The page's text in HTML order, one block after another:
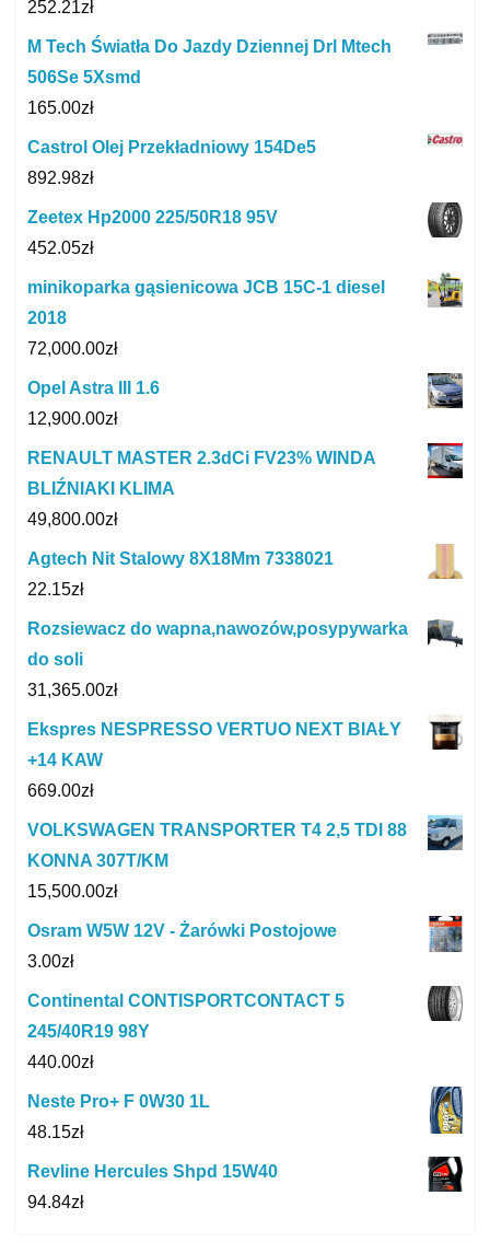
252.21zł
M Tech Światła Do Jazdy Dziennej Drl Mtech
506Se 5Xsmd
165.00zł
Castrol Olej Przekładniowy 154De5
892.98zł
Zeetex Hp2000 225/50R18 95V
452.05zł
minikoparka gąsienicowa JCB 15C-1 diesel
2018
72,000.00zł
Opel Astra III 1.6
12,900.00zł
RENAULT MASTER 2.3dCi FV23% WINDA
BLIŹNIAKI KLIMA
49,800.00zł
Agtech Nit Stalowy 8X18Mm 7338021
22.15zł
Rozsiewacz do wapna,nawozów,posypywarka
do soli
31,365.00zł
Ekspres NESPRESSO VERTUO NEXT BIAŁY
+14 KAW
669.00zł
VOLKSWAGEN TRANSPORTER T4 2,5 TDI 88
KONNA 307T/KM
15,500.00zł
Osram W5W 12V - Żarówki Postojowe
3.00zł
Continental CONTISPORTCONTACT 5
245/40R19 98Y
440.00zł
Neste Pro+ F 0W30 1L
48.15zł
Revline Hercules Shpd 15W40
94.84zł